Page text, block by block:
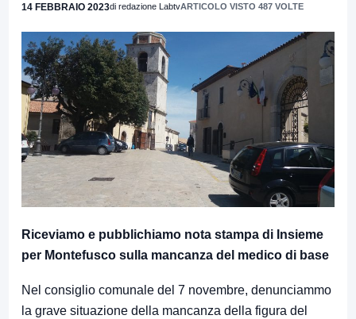
14 FEBBRAIO 2023di redazione LabtvARTICOLO VISTO 487 VOLTE
Riceviamo e pubblichiamo nota stampa di Insieme
per Montefusco sulla mancanza del medico di base
Nel consiglio comunale del 7 novembre, denunciammo
la grave situazione della mancanza della figura del